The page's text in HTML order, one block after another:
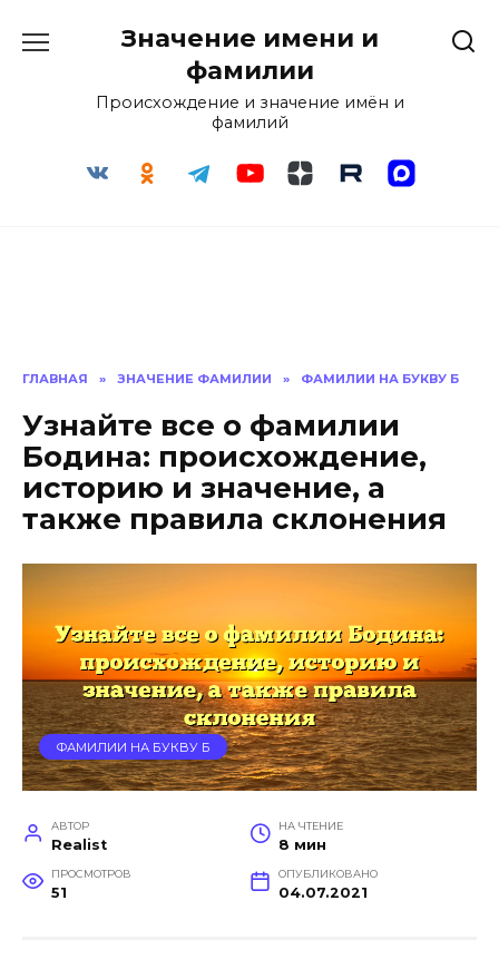
Значение имени и
фамилии
Происхождение и значение имён и
фамилий
ГЛАВНАЯ » ЗНАЧЕНИЕ ФАМИЛИИ » ФАМИЛИИ НА БУКВУ Б
Узнайте все о фамилии
Бодина: происхождение,
историю и значение, а
также правила склонения
ФАМИЛИИ НА БУКВУ Б
АВТОР
Realist
НА ЧТЕНИЕ
8 мин
ПРОСМОТРОВ
51
ОПУБЛИКОВАНО
04.07.2021